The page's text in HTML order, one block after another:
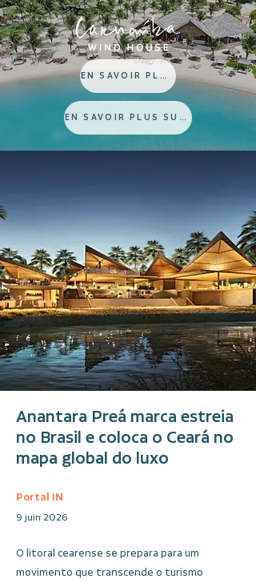
EN SAVOIR PLUS SUR LE WIND HOUSE
EN SAVOIR PLUS SUR LE WIND HOUSE
Anantara Preá marca estreia
no Brasil e coloca o Ceará no
mapa global do luxo
Portal IN
9 juin 2026
O litoral cearense se prepara para um
movimento que transcende o turismo